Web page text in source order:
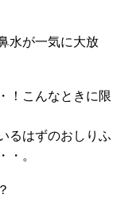
水が一気に大放
！こんなときに限
るはずのおしりふ
。